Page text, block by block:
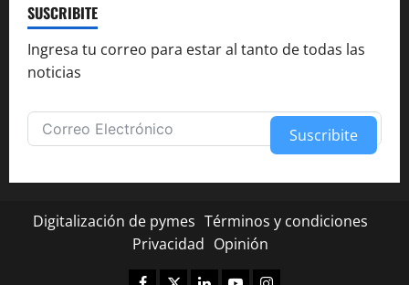
SUSCRIBITE
Ingresa tu correo para estar al tanto de todas las
noticias
Suscribite
Digitalización de pymes Términos y condiciones
Privacidad Opinión
Facebook
TwitterLinkedinYoutubeInstagram